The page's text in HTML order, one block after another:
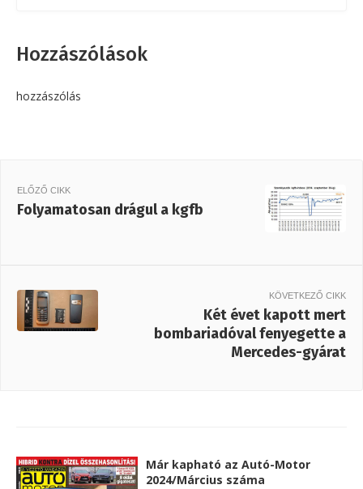
Hozzászólások
hozzászólás
ELŐZŐ CIKK
Folyamatosan drágul a kgfb
KÖVETKEZŐ CIKK
Két évet kapott mert
bombariadóval fenyegette a
Mercedes-gyárat
Már kapható az Autó-Motor
2024/Március száma